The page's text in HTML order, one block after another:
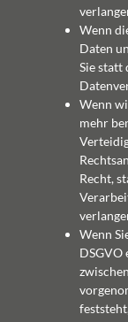
Wenn
Daten
Sie statt
Wenn
mehr
Recht,
Wenn
DSGVO